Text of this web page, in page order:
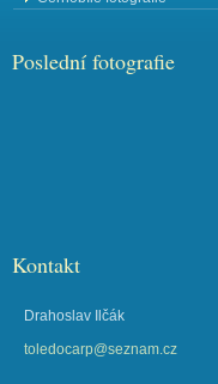
Poslední fotografie
Kontakt
Drahoslav Ilčák
toledocarp@seznam.cz